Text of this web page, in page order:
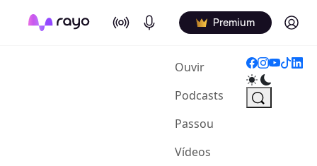
On Air Podcasts Premium Log in
Ouvir(current)
Podcasts
Passou
Vídeos